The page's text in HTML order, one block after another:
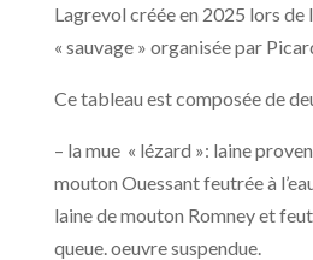
Lagrevol créée en 2025 lors de
« sauvage » organisée par
Ce tableau est composée de
– la mue « lézard »: laine
mouton Ouessant feutrée à
laine de mouton Romney et
queue. oeuvre suspendue.